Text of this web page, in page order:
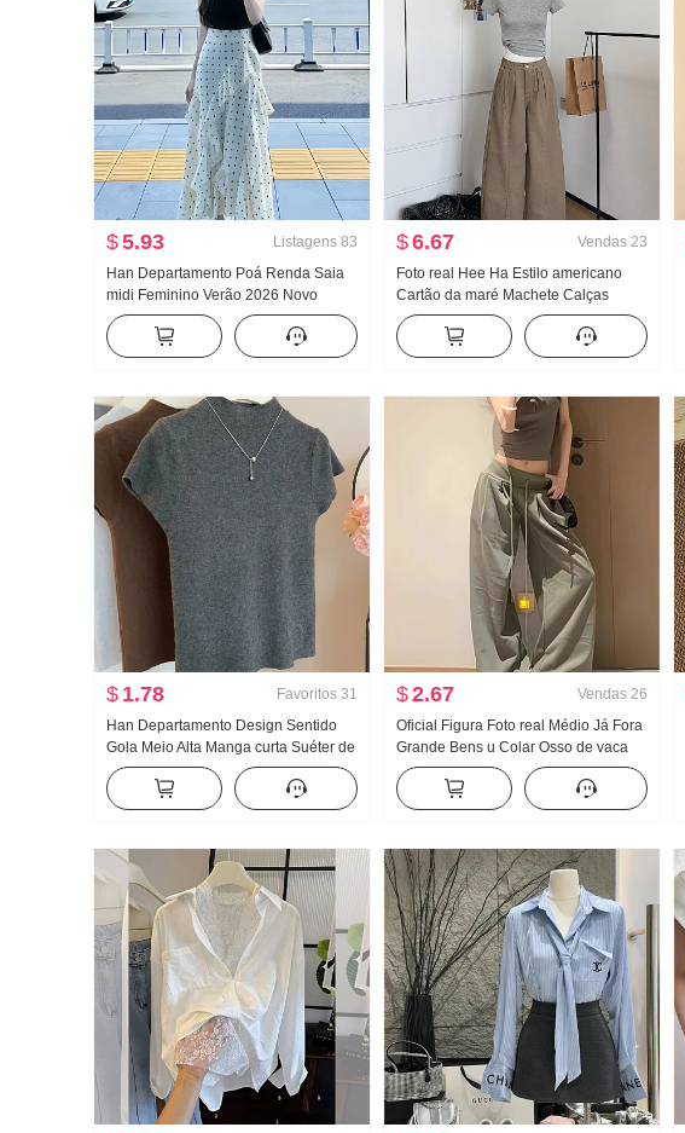
$5.93 Listagens 83
Han Departamento Poá Renda Saia
midi Feminino Verão 2026 Novo
Cintura alta Ajustado A palavra Para
pessoas baixas Design Sentido
Guarda-chuva Saia
$6.67 Vendas 23
Foto real Hee Ha Estilo americano
Cartão da maré Machete Calças
jeans Solto Largura Pernas Casual
Calças
$ 1.78 Favoritos 31
Han Departamento Design Sentido
Gola Meio Alta Manga curta Suéter de
Malha Feminino Outono 2024 Novo
Cor sólida Versátil Ajustado Efeito
emagrecedor Top
$2.67 Vendas 26
Oficial Figura Foto real Médio Já Fora
Grande Bens u Colar Osso de vaca
Fivela Caracteres de trabalho Regata
Alça de ombro Largura Pernas
Arrastar no chão Esporte Calça